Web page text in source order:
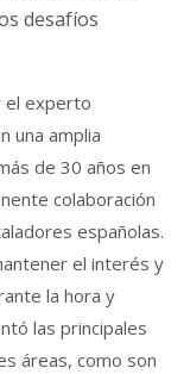
desafíos
el experto
una amplia
de 30 años en
colaboración
españolas.
el interés y
la hora y
las principales
áreas, como son